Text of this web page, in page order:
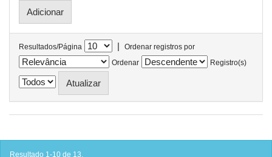
Resultados/Página |
Ordenar registros por
Ordenar
Registro(s)
Resultado 1-10 de 13.